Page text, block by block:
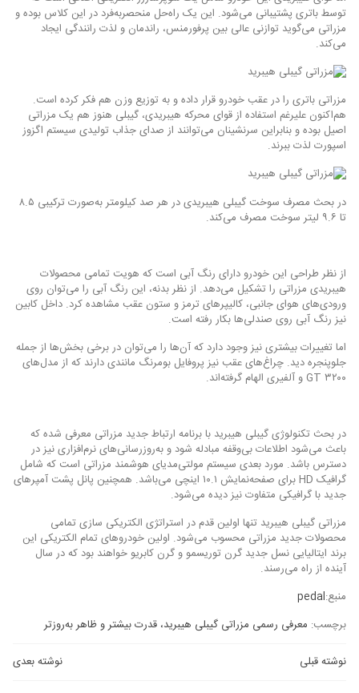
توسط باتری پشتیبانی می‌شود. این ‌یک راه‌حل منحصربه‌فرد در این کلاس بوده و
مزراتی می‌گوید توازنی عالی بین پرفورمنس، راندمان و لذت رانندگی ایجاد
می‌کند.
مزراتی باتری را در عقب خودرو قرار داده و به توزیع وزن هم فکر کرده است.
هم‌اکنون علیرغم استفاده از قوای محرکه هیبریدی، گیبلی هنوز هم یک مزراتی
اصیل بوده و بنابراین سرنشینان می‌توانند از صدای جذاب تولیدی سیستم اگزوز
اسپورت لذت ببرند.
در بحث مصرف سوخت گیبلی هیبریدی در هر صد کیلومتر به‌صورت ترکیبی ۸.۵
تا ۹.۶ لیتر سوخت مصرف می‌کند.
از نظر طراحی این خودرو دارای رنگ آبی است که هویت تمامی محصولات
هیبریدی مزراتی را تشکیل می‌دهد. از نظر بدنه، این رنگ آبی را می‌توان روی
ورودی‌های هوای جانبی، کالیپرهای ترمز و ستون عقب مشاهده کرد. داخل کابین
نیز رنگ آبی روی صندلی‌ها بکار رفته است.
اما تغییرات بیشتری نیز وجود دارد که آن‌ها را می‌توان در برخی بخش‌ها از جمله
جلوپنجره دید. چراغ‌های عقب نیز پروفایل بومرنگ مانندی دارند که از مدل‌های
۳۲۰۰ GT و آلفیری الهام گرفته‌اند.
در بحث تکنولوژی گیبلی هیبرید با برنامه ارتباط جدید مزراتی معرفی شده که
باعث می‌شود اطلاعات بی‌وقفه مبادله شود و به‌روزرسانی‌های نرم‌افزاری نیز در
دسترس باشد. مورد بعدی سیستم مولتی‌مدیای هوشمند مزراتی است که شامل
گرافیک HD برای صفحه‌نمایش ۱۰.۱ اینچی می‌باشد. همچنین پانل پشت آمپرهای
جدید با گرافیکی متفاوت نیز دیده می‌شود.
مزراتی گیبلی هیبرید تنها اولین قدم در استراتژی الکتریکی سازی تمامی
محصولات جدید مزراتی محسوب می‌شود. اولین خودروهای تمام الکتریکی این
برند ایتالیایی نسل جدید گرن توریسمو و گرن کابریو خواهند بود که در سال
آینده از راه می‌رسند.
منبع:pedal
برچسب: معرفی رسمی مزراتی گیبلی هیبرید، قدرت بیشتر و ظاهر به‌روزتر
نوشته قبلی نوشته بعدی